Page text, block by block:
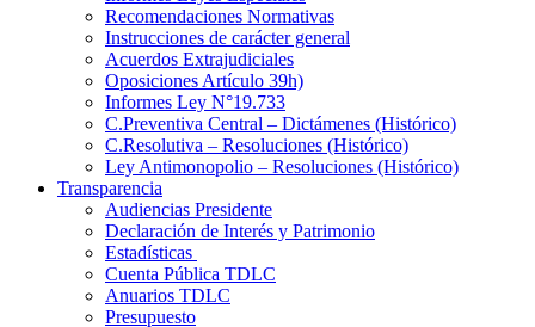
Recomendaciones Normativas
Instrucciones de carácter general
Acuerdos Extrajudiciales
Oposiciones Artículo 39h)
Informes Ley N°19.733
C.Preventiva Central – Dictámenes (Histórico)
C.Resolutiva – Resoluciones (Histórico)
Ley Antimonopolio – Resoluciones (Histórico)
Transparencia
Audiencias Presidente
Declaración de Interés y Patrimonio
Estadísticas
Cuenta Pública TDLC
Anuarios TDLC
Presupuesto